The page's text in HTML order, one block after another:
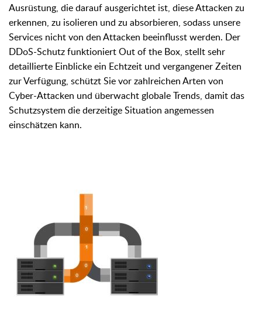
Ausrüstung, die darauf ausgerichtet ist, diese Attacken zu
erkennen, zu isolieren und zu absorbieren, sodass unsere
Services nicht von den Attacken beeinflusst werden. Der
DDoS-Schutz funktioniert Out of the Box, stellt sehr
detaillierte Einblicke ein Echtzeit und vergangener Zeiten
zur Verfügung, schützt Sie vor zahlreichen Arten von
Cyber-Attacken und überwacht globale Trends, damit das
Schutzsystem die derzeitige Situation angemessen
einschätzen kann.